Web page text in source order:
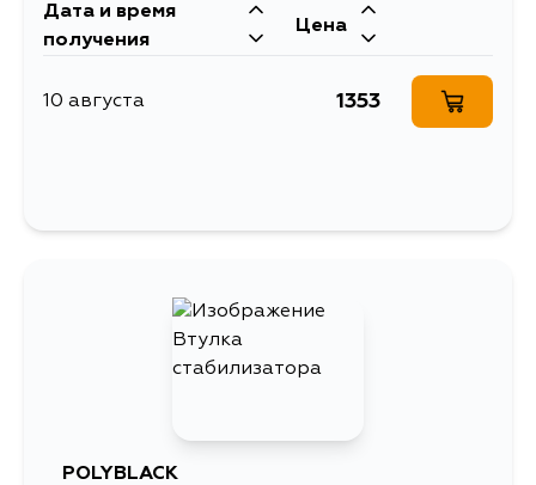
Дата и время
получения
Цена
10 августа 1353
POLYBLACK